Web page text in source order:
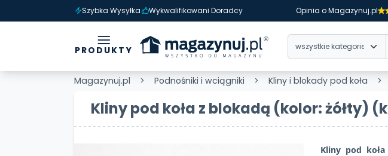
Szybka Wysyłka Wykwalifikowani Doradcy Opinia o Magazynuj.pl
PRODUKTY
Magazynuj.pl Podnośniki i wciągniki Kliny i blokady pod koła
Kliny pod koła z blokadą (kolor: żółty)
Kliny pod koła